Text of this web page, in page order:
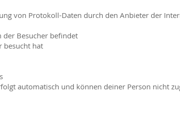
von Protokoll-Daten durch den Anbieter der
der Besucher befindet
besucht hat
automatisch und können deiner Person nicht